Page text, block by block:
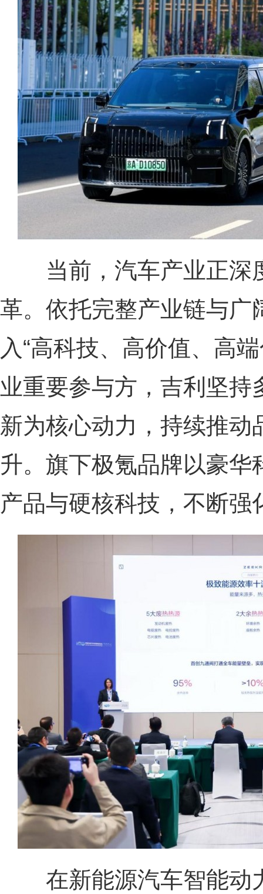
当前，汽车产业正深
革。依托完整产业链与广
入“高科技、高价值、高
业重要参与方，吉利坚
新为核心动力，持续推
升。旗下极氪品牌以豪
产品与硬核科技，不断
在新能源汽车智能动